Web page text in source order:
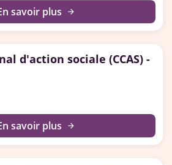
savoir plus arrow_forward
d'action sociale (CCAS) -
savoir plus arrow_forward